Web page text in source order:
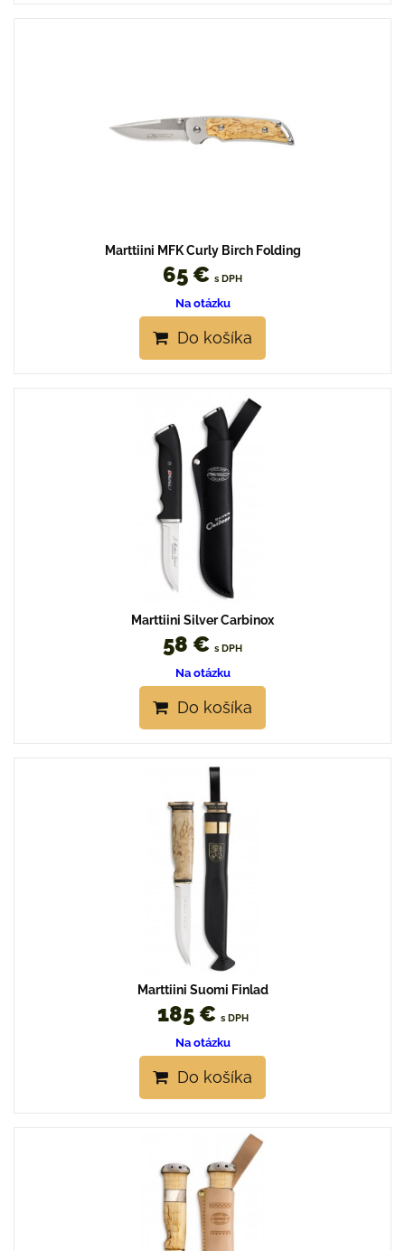
Marttiini MFK Curly Birch Folding
65 € s DPH
Na otázku
Do košíka
Marttiini Silver Carbinox
58 € s DPH
Na otázku
Do košíka
Marttiini Suomi Finlad
185 € s DPH
Na otázku
Do košíka